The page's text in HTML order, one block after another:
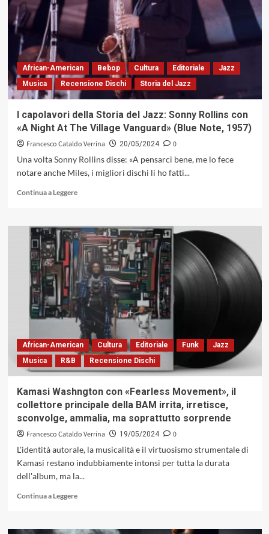
87
anni
African-American Bebop Cultura Editoriale
Jazz
Musica
Recensione Dischi Storia del Jazz
I capolavori della Storia del Jazz: Sonny Rollins con
«A Night At The Village Vanguard» (Blue Note, 1957)
Francesco Cataldo Verrina 20/05/2024
0
Una volta Sonny Rollins disse: «A pensarci bene, me lo fece
notare anche Miles, i migliori dischi li ho fatti...
Continua a LeggereLeggi
su
I
capolavori
della
Storia
del
Jazz:
Sonny
Rollins
con
«A
Night
The
Vanguard»
(Blue
Note,
1957)
African-American Cultura Editoriale Funk
Jazz
Musica
R&B Recensione Dischi
Kamasi Washngton con «Fearless Movement», il
collettore principale della BAM irrita, irretisce,
sconvolge, ammalia, ma soprattutto sorprende
Francesco Cataldo Verrina 19/05/2024
0
L'identità autorale, la musicalità e il virtuosismo strumentale di
Kamasi restano indubbiamente intonsi per tutta la durata
dell'album, ma la...
Continua a LeggereLeggi
su